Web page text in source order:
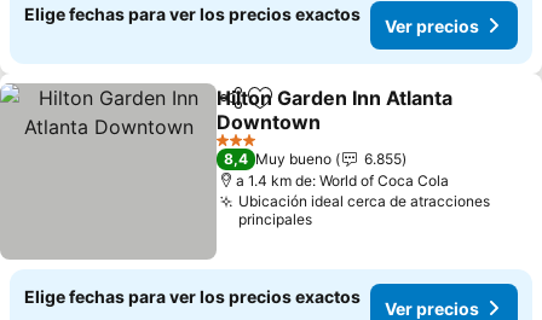
Elige fechas para ver los precios exactos
Ver precios
CompartirAgregar a favoritos
Hilton Garden Inn Atlanta
Downtown
3 Estrellas
8,4 Muy bueno
6.855
a 1.4 km de: World of Coca Cola
Ubicación ideal cerca de atracciones
principales
Elige fechas para ver los precios exactos
Ver precios